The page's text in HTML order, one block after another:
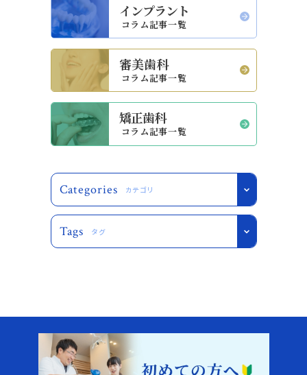
インプラント
コラム記事一覧
審美歯科
コラム記事一覧
矯正歯科
コラム記事一覧
Categories カテゴリ
Tags タグ